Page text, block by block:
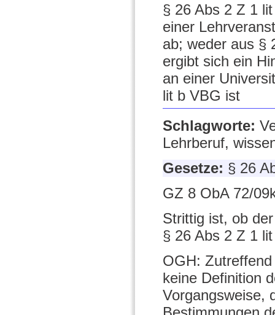
§ 26 Abs 2 Z 1
einer
ab; weder aus §
ergibt sich ein
an einer
lit b VBG ist
Schlagworte:
Lehrberuf,
Gesetze: § 26
GZ 8 ObA 72/
Strittig ist, ob
§ 26 Abs 2 Z 1
OGH:
keine Definition
Vorgangsweise,